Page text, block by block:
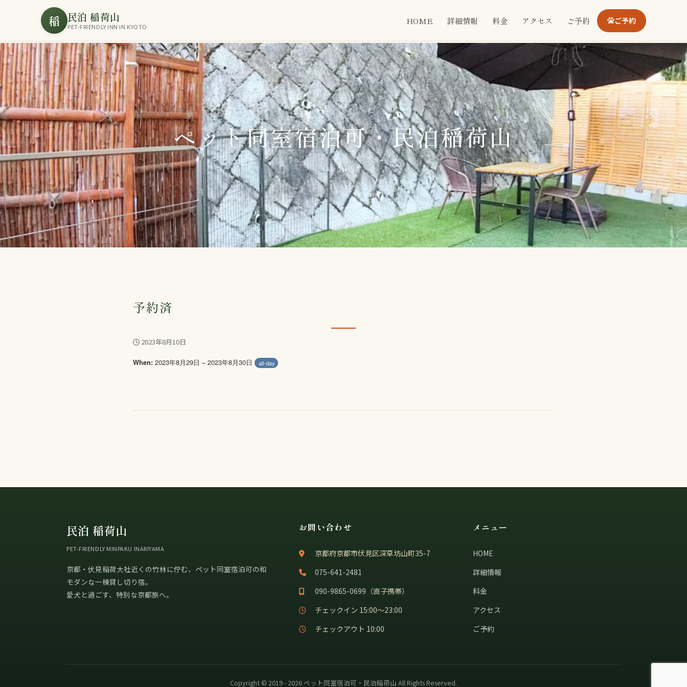
稲 民泊 稲荷山
PET-FRIENDLY INN IN KYOTO
HOME 詳細情報 料金 アクセス ご予約 ご予約
ペット同室宿泊可・民泊稲荷山
ARCHIVE
予約済
2023年8月10日
When: 2023年8月29日 – 2023年8月30日 all-day
民泊 稲荷山
PET-FRIENDLY MINPAKU INARIYAMA
京都・伏見稲荷大社近くの竹林に佇む、ペット同室宿泊可の和
モダンな一棟貸し切り宿。
愛犬と過ごす、特別な京都旅へ。
お問い合わせ
京都府京都市伏見区深草坊山町35-7
075-641-2481
090-9865-0699 （直子携帯）
チェックイン 15:00〜23:00
チェックアウト 10:00
メニュー
HOME
詳細情報
料金
アクセス
ご予約
Copyright © 2019 - 2026 ペット同室宿泊可・民泊稲荷山 All Rights Reserved.